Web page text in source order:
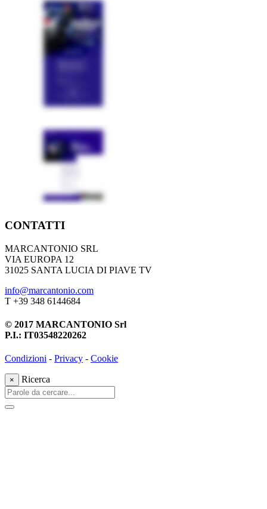
CONTATTI
MARCANTONIO SRL
VIA EUROPA 12
31025 SANTA LUCIA DI PIAVE TV
info@marcantonio.com
T +39 348 6144684
© 2017 MARCANTONIO Srl
P.I.: IT03548220262
Condizioni - Privacy - Cookie
× Ricerca